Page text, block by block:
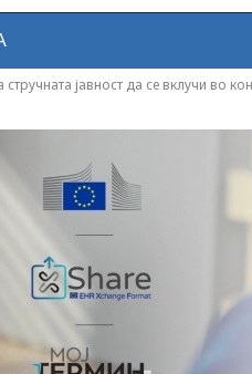
јавност да се вклучи во